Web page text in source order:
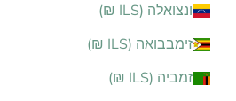
ונצואלה (ILS ₪)
זימבבואה (ILS ₪)
זמביה (ILS ₪)